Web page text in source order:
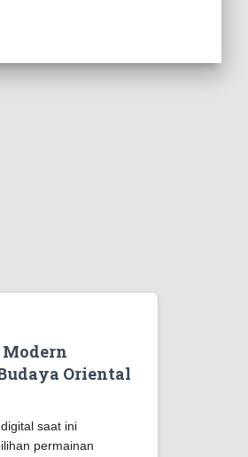
Oriental
saat ini
permainan